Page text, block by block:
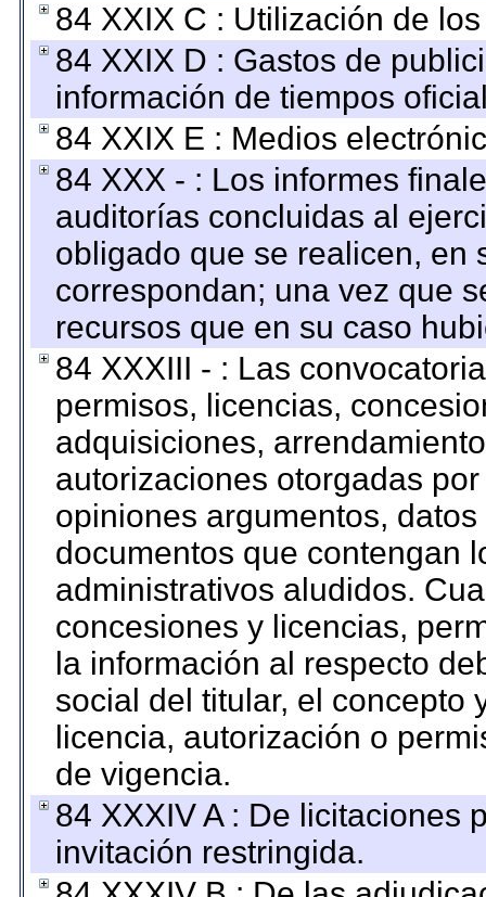
84 XXIX C : Utilización de
84 XXIX D : Gastos de
información de tiempos
84 XXIX E : Medios
84 XXX - : Los informes
auditorías concluidas al
obligado que se realicen, en
correspondan; una vez que
recursos que en su caso
84 XXXIII - : Las
permisos, licencias,
adquisiciones,
autorizaciones otorgadas
opiniones argumentos,
documentos que contengan
administrativos aludidos.
concesiones y licencias,
la información al respecto
social del titular, el concepto
licencia, autorización o
de vigencia.
84 XXXIV A : De licitaciones
invitación restringida.